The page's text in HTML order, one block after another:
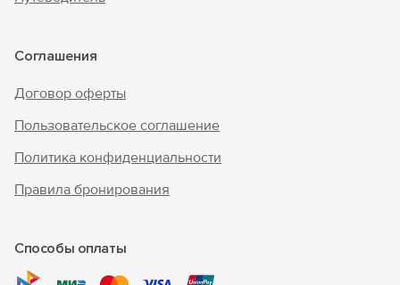
Соглашения
Договор оферты
Пользовательское соглашение
Политика конфиденциальности
Правила бронирования
Способы оплаты